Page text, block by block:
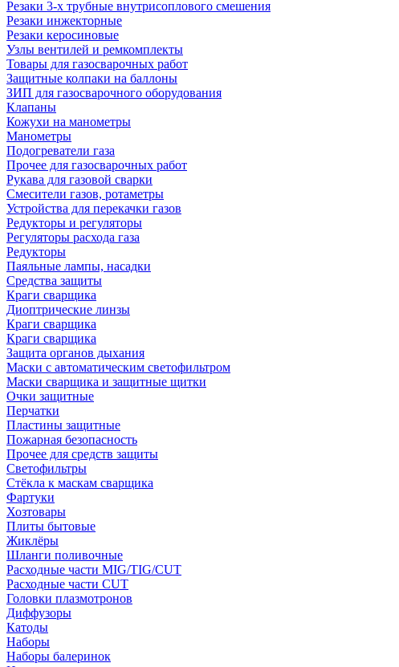
Резаки 3-х трубные внутрисоплового смешения
Резаки инжекторные
Резаки керосиновые
Узлы вентилей и ремкомплекты
Товары для газосварочных работ
Защитные колпаки на баллоны
ЗИП для газосварочного оборудования
Клапаны
Кожухи на манометры
Манометры
Подогреватели газа
Прочее для газосварочных работ
Рукава для газовой сварки
Смесители газов, ротаметры
Устройства для перекачки газов
Редукторы и регуляторы
Регуляторы расхода газа
Редукторы
Паяльные лампы, насадки
Средства защиты
Краги сварщика
Диоптрические линзы
Краги сварщика
Краги сварщика
Защита органов дыхания
Маски с автоматическим светофильтром
Маски сварщика и защитные щитки
Очки защитные
Перчатки
Пластины защитные
Пожарная безопасность
Прочее для средств защиты
Светофильтры
Стёкла к маскам сварщика
Фартуки
Хозтовары
Плиты бытовые
Жиклёры
Шланги поливочные
Расходные части MIG/TIG/CUT
Расходные части CUT
Головки плазмотронов
Диффузоры
Катоды
Наборы
Наборы балеринок